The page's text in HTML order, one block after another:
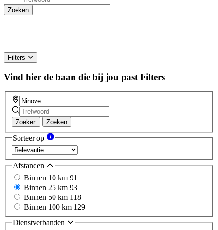
Filters
Vind hier de baan die bij jou past Filters
Zoeken Zoeken
Sorteer op
Afstanden
Binnen 10 km 91
Binnen 25 km 93
Binnen 50 km 118
Binnen 100 km 129
Dienstverbanden